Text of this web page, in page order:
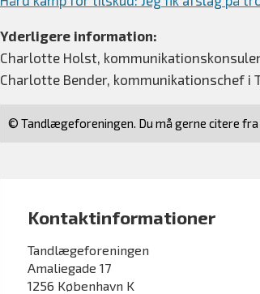
Yderligere information:
Charlotte Holst,
Charlotte Bender, kommunikationschef
© Tandlægeforeningen. Du må gerne citere
Kontaktinformationer
Tandlægeforeningen
Amaliegade 17
1256 København K